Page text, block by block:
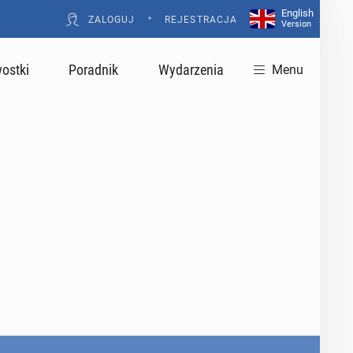
ZALOGUJ • REJESTRACJA
English
Version
Poradnik Wydarzenia Menu